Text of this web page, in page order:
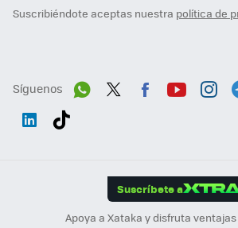
Suscribiéndote aceptas nuestra política de
Síguenos
Suscríbete a
Apoya a Xataka y disfruta